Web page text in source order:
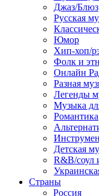
Джаз/Блюз
Русская
Юмор
Хип-хоп/
Фолк и
Онлайн
Разная
Легенды
Музыка
Романтика
Детская
R&B/cоул
Страны
Россия